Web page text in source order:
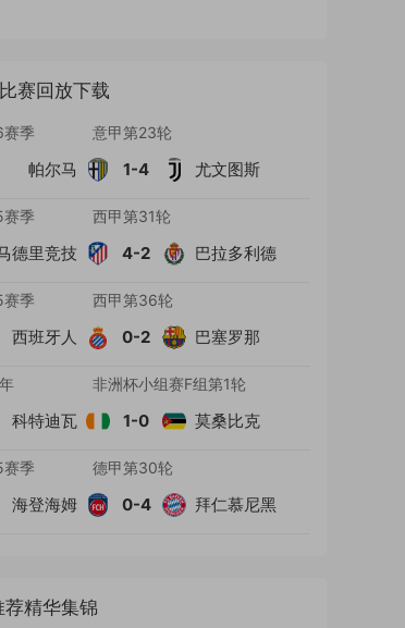
赛回放下载
季 意甲第23轮
帕尔马 1-4 尤文图斯
季 西甲第31轮
德里竞技 4-2 巴拉多利德
季 西甲第36轮
西班牙人 0-2 巴塞罗那
非洲杯小组赛F组第1轮
科特迪瓦 1-0 莫桑比克
季 德甲第30轮
海登海姆 0-4 拜仁慕尼黑
荐精华集锦